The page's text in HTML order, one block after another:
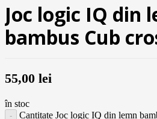
Joc logic IQ din
bambus Cub
55,00 lei
în stoc
Cantitate Joc logic IQ din lemn